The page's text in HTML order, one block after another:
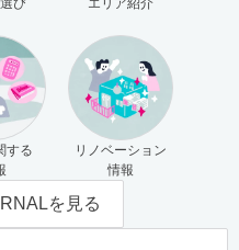
する
リノベーション
情報
を見る